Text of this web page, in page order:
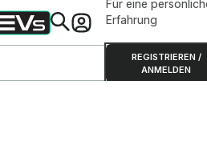
Für eine
Erfahrung
REGISTRIEREN /
ANMELDEN